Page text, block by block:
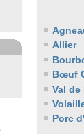
Allier
Bœuf
Val de
Porc